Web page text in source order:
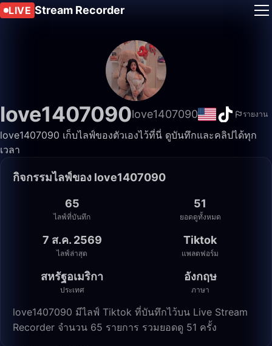
LIVE Stream Recorder
love1407090love1407090 รายงาน
love1407090 เก็บไลฟ์ของตัวเองไว้ที่นี่ ดูบันทึกและคลิปได้ทุก
เวลา
กิจกรรมไลฟ์ของ love1407090
65
ไลฟ์ที่บันทึก
51
ยอดดูทั้งหมด
7 ส.ค. 2569
ไลฟ์ล่าสุด
Tiktok
แพลตฟอร์ม
สหรัฐอเมริกา
ประเทศ
อังกฤษ
ภาษา
love1407090 มีไลฟ์ Tiktok ที่บันทึกไว้บน Live Stream
Recorder จำนวน 65 รายการ รวมยอดดู 51 ครั้ง